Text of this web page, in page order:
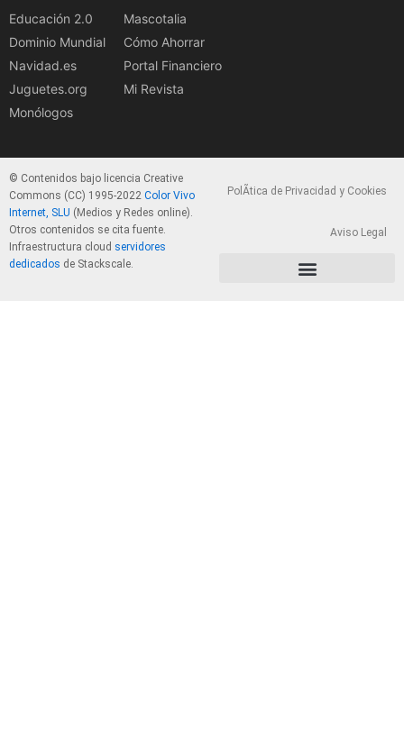
Educación 2.0
Dominio Mundial
Navidad.es
Juguetes.org
Monólogos
Mascotalia
Cómo Ahorrar
Portal Financiero
Mi Revista
© Contenidos bajo licencia Creative
Commons (CC) 1995-2022 Color Vivo
Internet, SLU (Medios y Redes online).
Otros contenidos se cita fuente.
Infraestructura cloud servidores
dedicados de Stackscale.
PolÃ­tica de Privacidad y Cookies
Aviso Legal